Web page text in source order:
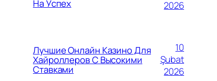
На Успех
2026
Лучшие Онлайн Казино Для
Хайроллеров С Высокими
Ставками
10
Şubat
2026